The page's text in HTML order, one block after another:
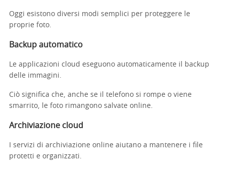
Oggi esistono diversi modi semplici per proteggere le
proprie foto.
Backup automatico
Le applicazioni cloud eseguono automaticamente il backup
delle immagini.
Ciò significa che, anche se il telefono si rompe o viene
smarrito, le foto rimangono salvate online.
Archiviazione cloud
I servizi di archiviazione online aiutano a mantenere i file
protetti e organizzati.